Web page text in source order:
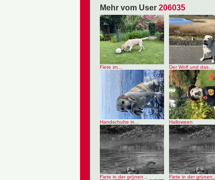
Mehr vom User 206035
Fiete im... Der Wolf und das...
Handschuhe in... Halloween
Fiete in der grünen... Fiete in der grünen...